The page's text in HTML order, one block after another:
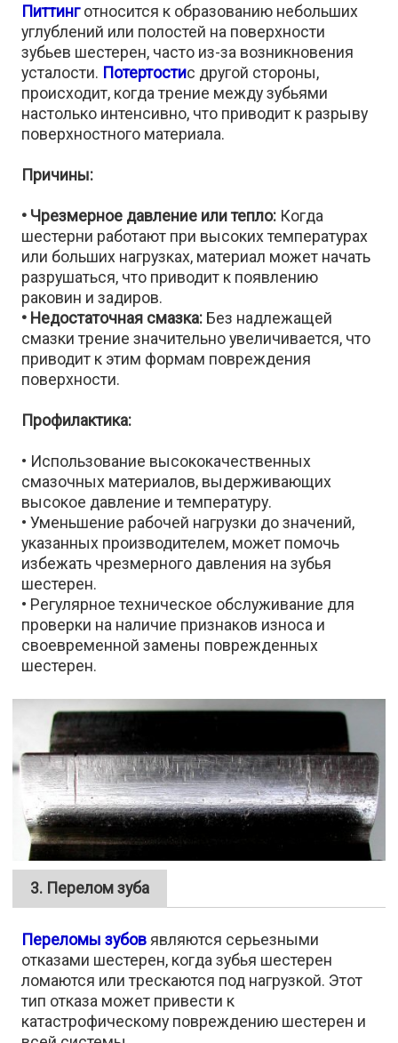
Питтинг относится к образованию небольших
углублений или полостей на поверхности
зубьев шестерен, часто из-за возникновения
усталости. Потертостис другой стороны,
происходит, когда трение между зубьями
настолько интенсивно, что приводит к разрыву
поверхностного материала.
Причины:
• Чрезмерное давление или тепло: Когда
шестерни работают при высоких температурах
или больших нагрузках, материал может начать
разрушаться, что приводит к появлению
раковин и задиров.
• Недостаточная смазка: Без надлежащей
смазки трение значительно увеличивается, что
приводит к этим формам повреждения
поверхности.
Профилактика:
• Использование высококачественных
смазочных материалов, выдерживающих
высокое давление и температуру.
• Уменьшение рабочей нагрузки до значений,
указанных производителем, может помочь
избежать чрезмерного давления на зубья
шестерен.
• Регулярное техническое обслуживание для
проверки на наличие признаков износа и
своевременной замены поврежденных
шестерен.
3. Перелом зуба
Переломы зубовявляются серьезными
отказами шестерен, когда зубья шестерен
ломаются или трескаются под нагрузкой. Этот
тип отказа может привести к
катастрофическому повреждению шестерен и